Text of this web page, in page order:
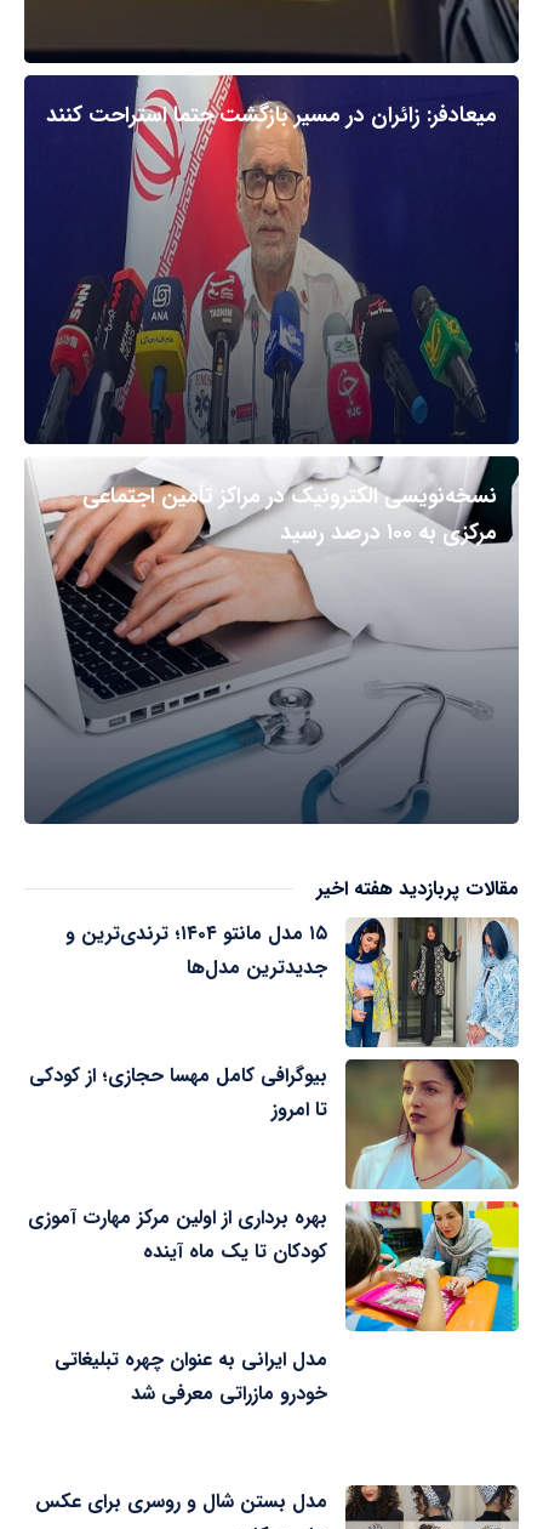
میعادفر: زائران در مسیر بازگشت حتما استراحت کنند
نسخه‌نویسی الکترونیک در مراکز تأمین اجتماعی
مرکزی به ۱۰۰ درصد رسید
مقالات پربازدید هفته اخیر
۱۵ مدل مانتو ۱۴۰۴؛ ترندی‌ترین و
جدیدترین مدل‌ها
بیوگرافی کامل مهسا حجازی؛ از کودکی
تا امروز
بهره برداری از اولین مرکز مهارت آموزی
کودکان تا یک ماه آینده
مدل ایرانی به عنوان چهره تبلیغاتی
خودرو مازراتی معرفی شد
مدل بستن شال و روسری برای عکس